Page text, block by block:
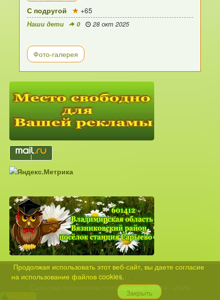
Продолжая использовать этот веб-сайт, вы даете согласие
на использование файлов cookies.
С подругой +65
Наши дети 0 28 окт 2025
Фото-галерея
Карта сайта
Сельская библиотека п.ст.Сарыево ©2014 - 2026